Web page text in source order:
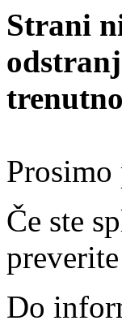
Strani
Prosimo
Če ste
Do